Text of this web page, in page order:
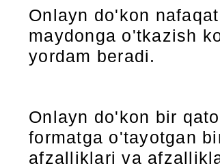
Onlayn do'kon
maydonga o'tkazish
yordam beradi.
Onlayn do'kon bir
formatga o'tayotgan
afzalliklari va